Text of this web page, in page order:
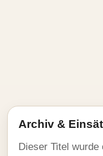
Archiv &
Dieser Titel wurde